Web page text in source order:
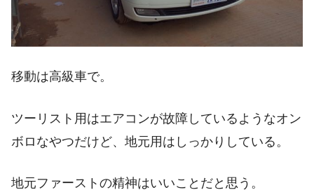
移動は高級車で。
ツーリスト用はエアコンが故障しているようなオン
ボロなやつだけど、地元用はしっかりしている。
地元ファーストの精神はいいことだと思う。